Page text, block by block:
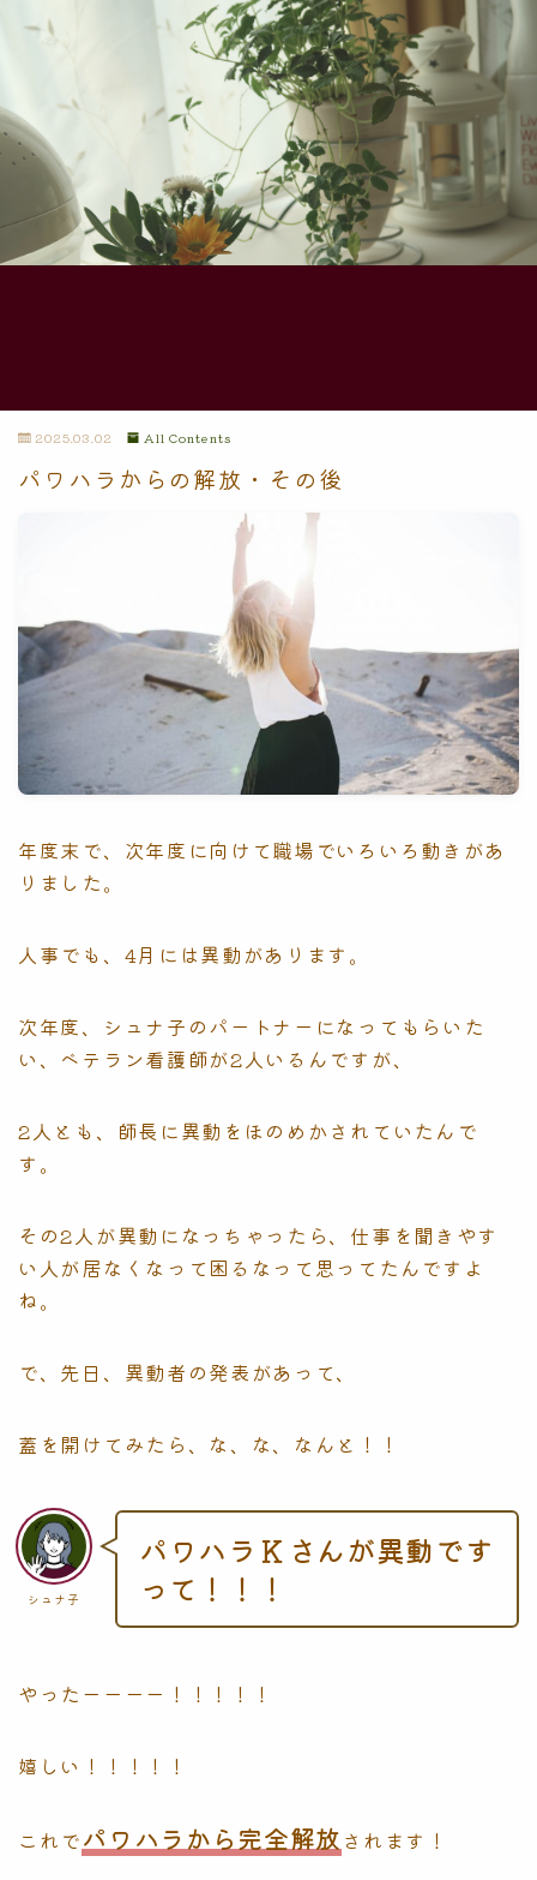
2025.03.02 All Contents
パワハラからの解放・その後
年度末で、次年度に向けて職場でいろいろ動きがあ
りました。
人事でも、4月には異動があります。
次年度、シュナ子のパートナーになってもらいた
い、ベテラン看護師が2人いるんですが、
2人とも、師長に異動をほのめかされていたんで
す。
その2人が異動になっちゃったら、仕事を聞きやす
い人が居なくなって困るなって思ってたんですよ
ね。
で、先日、異動者の発表があって、
蓋を開けてみたら、な、な、なんと！！
シュナ子
パワハラＫさんが異動です
って！！！
やったーーーー！！！！！
嬉しい！！！！！
これでパワハラから完全解放 されます！